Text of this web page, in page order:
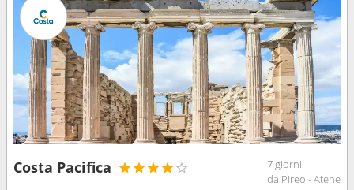
Costa Pacifica
7 giorni
da Pireo - Atene